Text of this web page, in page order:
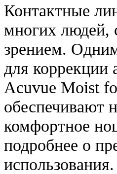
Контактные
многих людей,
зрением.
для коррекции
Acuvue Moist
обеспечивают
комфортное
подробнее о
использования.